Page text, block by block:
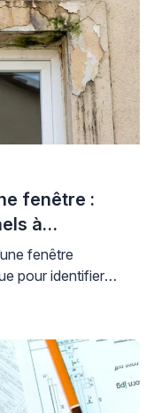
fenêtre :
à
fenêtre
pour identifier
le bon
premiers signes
d’éviter
et préserve votre
accompagne